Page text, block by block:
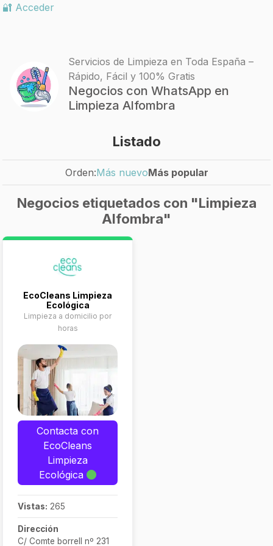
🔐 Acceder
Servicios de Limpieza en Toda España –
Rápido, Fácil y 100% Gratis
Negocios con WhatsApp en
Limpieza Alfombra
Listado
Orden:Más nuevoMás popular
Negocios etiquetados con "Limpieza
Alfombra"
EcoCleans Limpieza
Ecológica
Limpieza a domicilio por
horas
Contacta con
EcoCleans
Limpieza
Ecológica
Vistas: 265
Dirección
C/ Comte borrell nº 231